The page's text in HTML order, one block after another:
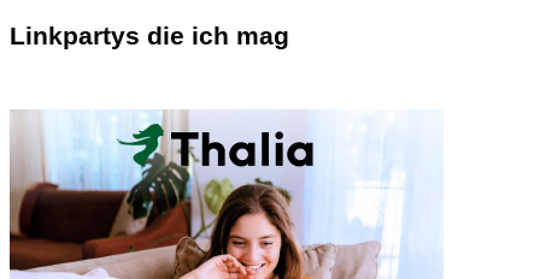
Linkpartys die ich mag